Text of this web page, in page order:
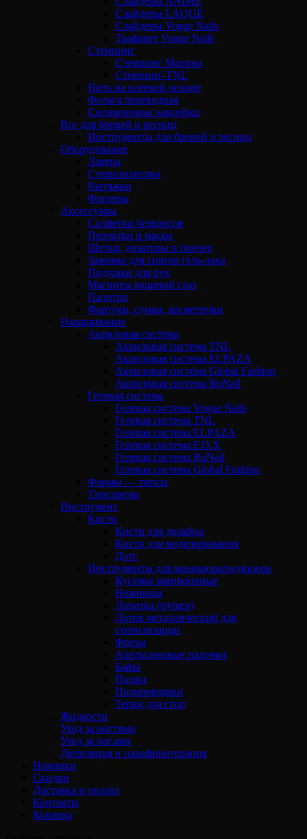
Слайдеры LAQUE
Слайдеры Vogue Nails
Трафарет Vogue Nails
Стемпинг
Стемпинг Малина
Стемпинг-TNL
Нить на клеевой основе
Фольга переводная
Силиконовые наклейки
Все для бровей и ресниц
Инструменты для бровей и ресниц
Оборудование
Лампы
Стерилизаторы
Вытяжки
Фрезеры
Аксессуары
Салфетки безворсов
Перчатки и маски
Щетки, дозаторы и прочее
Зажимы для снятия гель-лака
Подушки для рук
Магниты кошачий глаз
Палитра
Фартуки, сумки, косметички
Наращивание
Акриловая система
Акриловая система TNL
Акриловая система ELPAZA
Акриловая система Global Fashion
Акриловая система RuNail
Гелевая система
Гелевая система Vogue Nails
Гелевая система TNL
Гелевая система ELPAZA
Гелевая система F.O.X
Гелевая система RuNail
Гелевая система Global Fashion
Формы — типсы
Типсорезы
Инструмент
Кисти
Кисти для дизайна
Кисти для моделирования
Дотс
Инструменты для маникюра/педикюра
Кусачки маникюрные
Ножницы
Лопатка (пушер)
Лоток металлический для
стерилизации
Фрезы
Апельсиновые палочки
Бафы
Пилки
Полировщики
Терки для стоп
Жидкости
Уход за ногтями
Уход за ногами
Депиляция и парафинотерапия
Новинки
Скидки
Доставка и оплата
Контакты
Корзина